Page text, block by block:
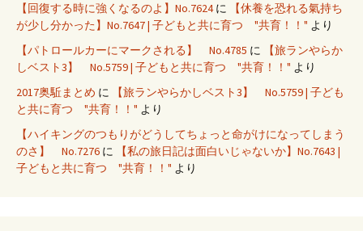
【回復する時に強くなるのよ】No.7624に
【休養を恐れる氣持ち
が少し分かった】No.7647 | 子どもと共に育つ "共育！！" より
【パトロールカーにマークされる】 No.4785 に
【旅ランやらか
しベスト3】 No.5759 | 子どもと共に育つ "共育！！" より
2017奥駈まとめ に
【旅ランやらかしベスト3】 No.5759 | 子ども
と共に育つ "共育！！" より
【ハイキングのつもりがどうしてちょっと命がけになってしまう
のさ】 No.7276 に
【私の旅日記は面白いじゃないか】No.7643 |
子どもと共に育つ "共育！！" より